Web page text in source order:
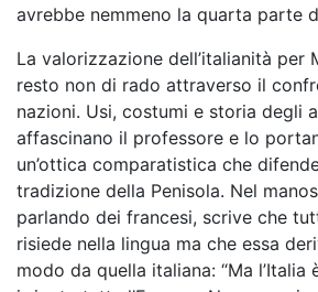
avrebbe nemmeno la quarta parte
La valorizzazione dell’italianità per
resto non di rado attraverso il
nazioni. Usi, costumi e storia degli
affascinano il professore e lo
un’ottica comparatistica che
tradizione della Penisola. Nel
parlando dei francesi, scrive che
risiede nella lingua ma che essa
modo da quella italiana: “Ma l’Italia